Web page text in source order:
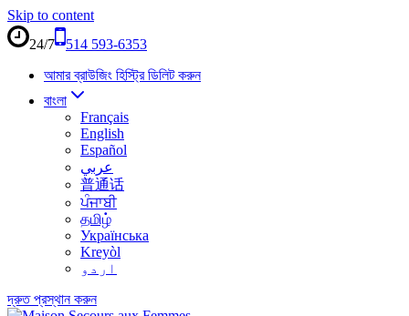
Skip to content
24/7
514 593-6353
আমার ব্রাউজিং হিস্ট্রি ডিলিট করুন
বাংলা
Français
English
Español
عربي
普通话
ਪੰਜਾਬੀ
தமிழ்
Українська
Kreyòl
اردو
দ্রুত প্রস্থান করুন